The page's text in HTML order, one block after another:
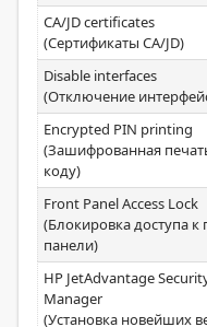
CA/JD certificates
(Сертификаты CA/JD)
Disable interfaces
(Отключение
Encrypted PIN printing
(Зашифрованная
коду)
Front Panel Access Lock
(Блокировка доступа к
панели)
HP JetAdvantage
Manager
(Установка новейших